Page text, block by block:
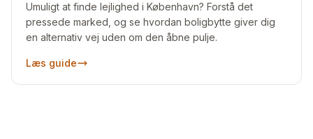
Umuligt at finde lejlighed i København? Forstå det
pressede marked, og se hvordan boligbytte giver dig
en alternativ vej uden om den åbne pulje.
Læs guide